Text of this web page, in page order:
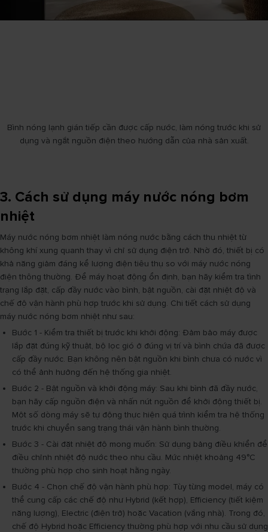
Bình nóng lạnh gián tiếp cần được cấp nước, làm nóng trước khi sử
dụng và ngắt nguồn điện theo hướng dẫn của nhà sản xuất.
3. Cách sử dụng máy nước nóng bơm
nhiệt
Máy nước nóng bơm nhiệt làm nóng nước bằng cách thu nhiệt từ
không khí xung quanh thay vì chỉ sử dụng điện trở. Nhờ đó, thiết bị có
khả năng giảm đáng kể lượng điện tiêu thụ so với máy nước nóng
điện thông thường. Để máy hoạt động ổn định, bạn hãy kiểm tra tình
trạng lắp đặt, cấp đầy nước vào bình, bật nguồn, cài đặt nhiệt độ và
chế độ vận hành phù hợp trước khi sử dụng. Chi tiết cách sử dụng
máy nước nóng bơm nhiệt như sau:
Bước 1 - Kiểm tra thiết bị trước khi khởi động: Đảm bảo máy được
lắp đặt đúng kỹ thuật, bộ lọc gió ở đúng vị trí và bình chứa đã được
cấp đầy nước. Bạn không nên bật nguồn khi bình chưa có nước vì
có thể ảnh hưởng đến hệ thống gia nhiệt.
Bước 2 - Bật nguồn và khởi động máy: Sau khi bình đã đầy nước,
bạn hãy cấp nguồn điện và nhấn nút nguồn để khởi động thiết bị.
Một số dòng máy sẽ tự động thực hiện quá trình kiểm tra hệ thống
trước khi chuyển sang trạng thái vận hành bình thường.
Bước 3 - Cài đặt nhiệt độ mong muốn: Sử dụng bảng điều khiển để
điều chỉnh nhiệt độ nước theo nhu cầu. Mức nhiệt khoảng 49°C
thường phù hợp cho sinh hoạt hằng ngày.
Bước 4 - Chọn chế độ vận hành phù hợp: Tùy từng model, máy có
thể cung cấp các chế độ như Hybrid (kết hợp), Efficiency (tiết kiệm
năng lượng), Electric (điện trở) hoặc Vacation (vắng nhà). Trong đó,
chế độ Hybrid hoặc Efficiency thường phù hợp với nhu cầu sử dụng